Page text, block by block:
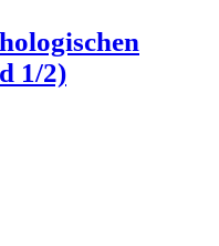
1/2)